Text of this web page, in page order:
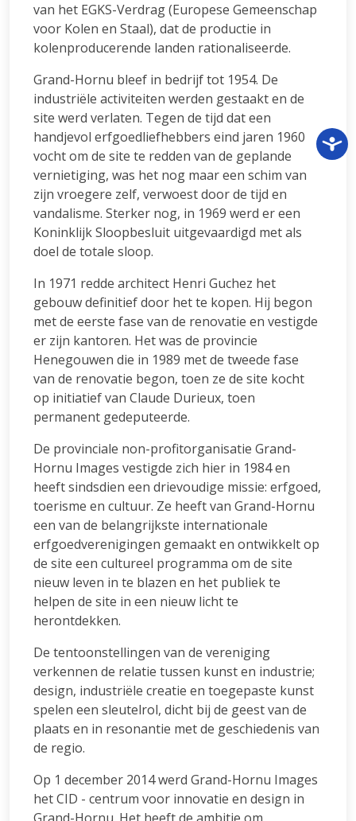
van het EGKS-Verdrag (Europese Gemeenschap
voor Kolen en Staal), dat de productie in
kolenproducerende landen rationaliseerde.
Grand-Hornu bleef in bedrijf tot 1954. De
industriële activiteiten werden gestaakt en de
site werd verlaten. Tegen de tijd dat een
handjevol erfgoedliefhebbers eind jaren 1960
vocht om de site te redden van de geplande
vernietiging, was het nog maar een schim van
zijn vroegere zelf, verwoest door de tijd en
vandalisme. Sterker nog, in 1969 werd er een
Koninklijk Sloopbesluit uitgevaardigd met als
doel de totale sloop.
In 1971 redde architect Henri Guchez het
gebouw definitief door het te kopen. Hij begon
met de eerste fase van de renovatie en vestigde
er zijn kantoren. Het was de provincie
Henegouwen die in 1989 met de tweede fase
van de renovatie begon, toen ze de site kocht
op initiatief van Claude Durieux, toen
permanent gedeputeerde.
De provinciale non-profitorganisatie Grand-
Hornu Images vestigde zich hier in 1984 en
heeft sindsdien een drievoudige missie: erfgoed,
toerisme en cultuur. Ze heeft van Grand-Hornu
een van de belangrijkste internationale
erfgoedverenigingen gemaakt en ontwikkelt op
de site een cultureel programma om de site
nieuw leven in te blazen en het publiek te
helpen de site in een nieuw licht te
herontdekken.
De tentoonstellingen van de vereniging
verkennen de relatie tussen kunst en industrie;
design, industriële creatie en toegepaste kunst
spelen een sleutelrol, dicht bij de geest van de
plaats en in resonantie met de geschiedenis van
de regio.
Op 1 december 2014 werd Grand-Hornu Images
het CID - centrum voor innovatie en design in